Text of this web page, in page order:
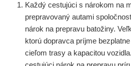
Každý cestujúci s nárokom na
prepravovaný autami
nárok na prepravu batožiny.
ktorú dopravca príjme
cieľom trasy a kapacitou